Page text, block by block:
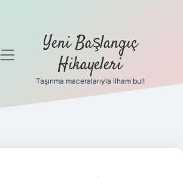
menüyü
Yeni Başlangıç
Hikayeleri
Taşınma maceralarıyla ilham bul!